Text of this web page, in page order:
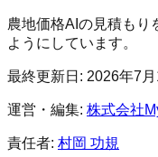
農地価格AIの見積もり
ようにしています。
最終更新日: 2026年7月
運営・編集: 株式会社
責任者: 村岡 功規